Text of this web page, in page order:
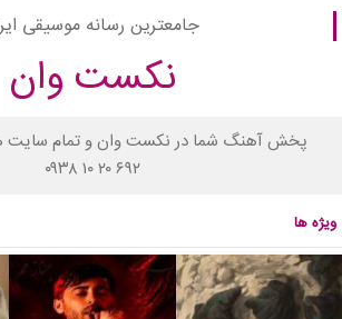
جامعترین رسانه موسیقی
نکست وان
پخش آهنگ شما در نکست وان و تمام سایت
۰۹۳۸ ۱۰ ۲۰ ۶۹۲
ویژه ها